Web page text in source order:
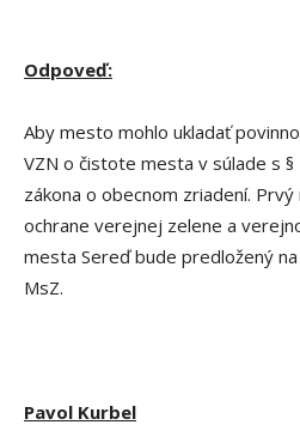
Odpoveď:
Aby mesto mohlo ukladať
VZN o čistote mesta v súlade s
zákona o obecnom zriadení.
ochrane verejnej zelene a
mesta Sereď bude predložený
MsZ.
Pavol Kurbel